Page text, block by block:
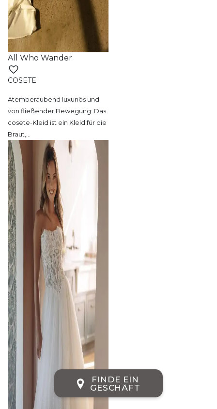
All Who Wander
COSETE
Atemberaubend luxuriös und
von fließender Bewegung: Das
cosete-Kleid ist ein Kleid für die
Braut,
FINDE EIN
GESCHÄFT